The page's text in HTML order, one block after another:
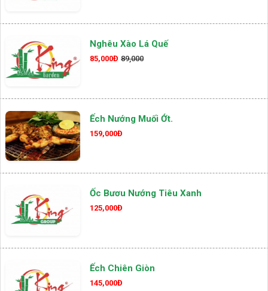
Nghêu Xào Lá Quế
85,000Đ 89,000
Ếch Nướng Muối Ớt.
159,000Đ
Ốc Bươu Nướng Tiêu Xanh
125,000Đ
Ếch Chiên Giòn
145,000Đ